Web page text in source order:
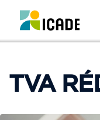
TVA